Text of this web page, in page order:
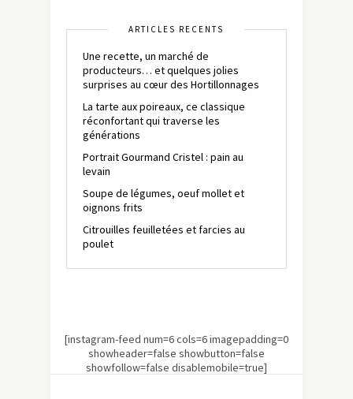
ARTICLES RÉCENTS
Une recette, un marché de
producteurs… et quelques jolies
surprises au cœur des Hortillonnages
La tarte aux poireaux, ce classique
réconfortant qui traverse les
générations
Portrait Gourmand Cristel : pain au
levain
Soupe de légumes, oeuf mollet et
oignons frits
Citrouilles feuilletées et farcies au
poulet
[instagram-feed num=6 cols=6 imagepadding=0
showheader=false showbutton=false
showfollow=false disablemobile=true]